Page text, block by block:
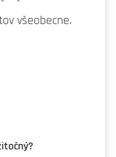
všeobecne.